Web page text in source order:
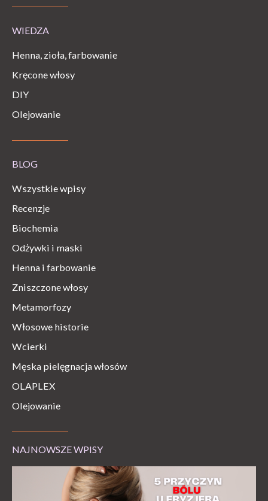
WIEDZA
Henna, zioła, farbowanie
Kręcone włosy
DIY
Olejowanie
BLOG
Wszystkie wpisy
Recenzje
Biochemia
Odżywki i maski
Henna i farbowanie
Zniszczone włosy
Metamorfozy
Włosowe historie
Wcierki
Męska pielęgnacja włosów
OLAPLEX
Olejowanie
NAJNOWSZE WPISY